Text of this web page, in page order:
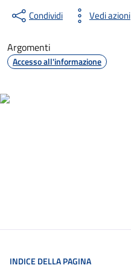
Condividi Vedi azioni
Argomenti
Accesso all'informazione
INDICE DELLA PAGINA